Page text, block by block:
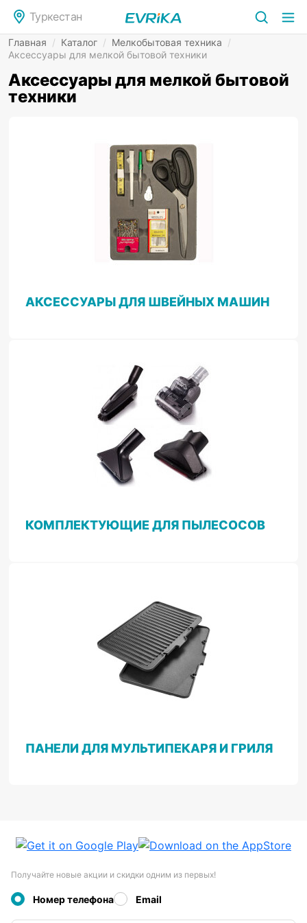
Туркестан
Главная / Каталог / Мелкобытовая техника /
Аксессуары для мелкой бытовой техники
Аксессуары для мелкой бытовой
техники
АКСЕССУАРЫ ДЛЯ ШВЕЙНЫХ МАШИН
КОМПЛЕКТУЮЩИЕ ДЛЯ ПЫЛЕСОСОВ
ПАНЕЛИ ДЛЯ МУЛЬТИПЕКАРЯ И ГРИЛЯ
Получайте новые акции и скидки одним из первых!
Номер телефона Email